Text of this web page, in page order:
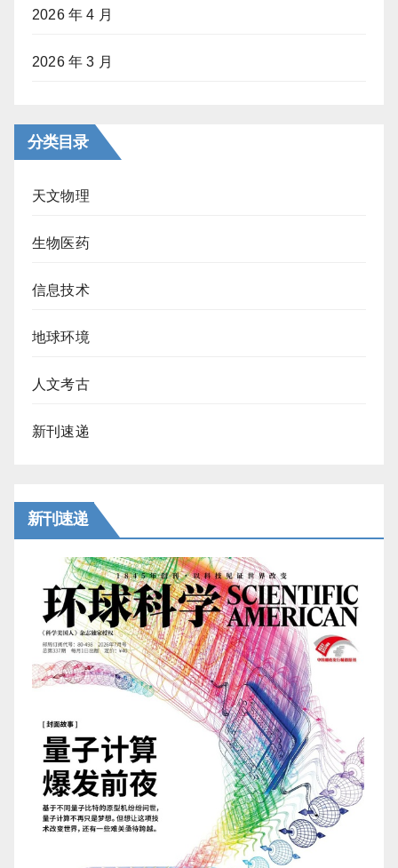
2026 年 4 月
2026 年 3 月
分类目录
天文物理
生物医药
信息技术
地球环境
人文考古
新刊速递
新刊速递